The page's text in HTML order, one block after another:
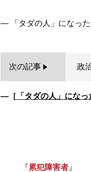
次の記事 政
―［ 「タダの人」にな
『累犯障害者』